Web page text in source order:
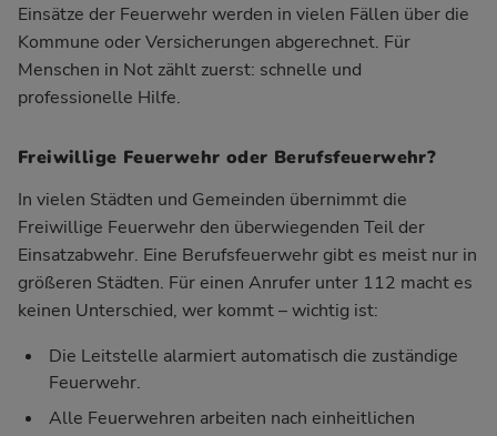
Einsätze der Feuerwehr werden in vielen Fällen über die
Kommune oder Versicherungen abgerechnet. Für
Menschen in Not zählt zuerst: schnelle und
professionelle Hilfe.
Freiwillige Feuerwehr oder Berufsfeuerwehr?
In vielen Städten und Gemeinden übernimmt die
Freiwillige Feuerwehr den überwiegenden Teil der
Einsatzabwehr. Eine Berufsfeuerwehr gibt es meist nur in
größeren Städten. Für einen Anrufer unter 112 macht es
keinen Unterschied, wer kommt – wichtig ist:
Die Leitstelle alarmiert automatisch die zuständige
Feuerwehr.
Alle Feuerwehren arbeiten nach einheitlichen